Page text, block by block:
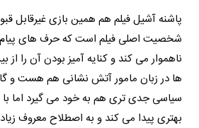
پاشنه آشیل فیلم هم همین بازی غیرقابل
شخصیت اصلی فیلم است که حرف های پیام
ناهموار می کند و کنایه آمیز بودن آن را
ها در زبان مامور آتش نشانی هم هست و
سیاسی جدی تری هم به خود می گیرد اما
بهتری پیدا می کند و به اصطلاح معروف